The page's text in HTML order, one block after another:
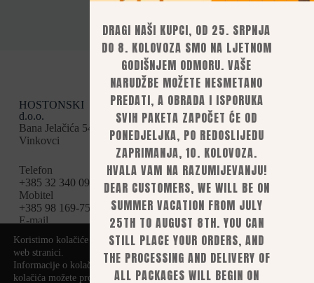
HOSTONSKI
d.o.o.
Bana Jelačića 54,
Vinkovci
Telefon
+385 32 340 095
Mobitel
+385 98 169-75-94
E-mail
om
Kategorije
Boile
Brašna i sastojci
Partikl
Tekućine
Pelete
PVA
Sitno i bitno
Uslužno rolanje
Oprema za rolanje
Uvjeti kupnje
Opći uvjeti
Načini plaćanja
Dostava
Povrat i
reklamacije
sigurnost
Pravila
privatnosti
Raskid ugovora
Mogućnosti plaćanja
bankovnom
uplatom,
mobilnim ili e-
Koristimo kolačiće kako bismo vam pružili najbolje iskustvo na našoj
web stranici.
Informacije o kolačićima koje koristimo ili opcije za isključivanje
kolačića možete pronaći upostavkama.
DRAGI NAŠI KUPCI, OD 25. SRPNJA
DO 8. KOLOVOZA SMO NA LJETNOM
GODIŠNJEM ODMORU. VAŠE
NARUDŽBE MOŽETE NESMETANO
PREDATI, A OBRADA I ISPORUKA
SVIH PAKETA ZAPOČET ĆE OD
PONEDJELJKA, PO REDOSLIJEDU
ZAPRIMANJA, 10. KOLOVOZA.
HVALA VAM NA RAZUMIJEVANJU!
DEAR CUSTOMERS, WE WILL BE ON
SUMMER VACATION FROM JULY
25TH TO AUGUST 8TH. YOU CAN
STILL PLACE YOUR ORDERS, AND
THE PROCESSING AND DELIVERY OF
ALL PACKAGES WILL BEGIN ON